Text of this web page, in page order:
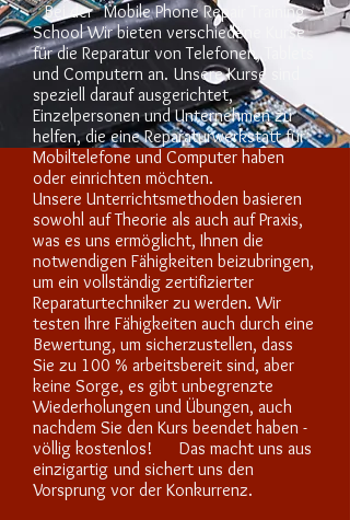
Bei der Mobile Phone Repair Training
School Wir bieten verschiedene Kurse
für die Reparatur von Telefonen, Tablets
und Computern an. Unsere Kurse sind
speziell darauf ausgerichtet,
Einzelpersonen und Unternehmen zu
helfen, die eine Reparaturwerkstatt für
Mobiltelefone und Computer haben
oder einrichten möchten.
Unsere Unterrichtsmethoden basieren
sowohl auf Theorie als auch auf Praxis,
was es uns ermöglicht, Ihnen die
notwendigen Fähigkeiten beizubringen,
um ein vollständig zertifizierter
Reparaturtechniker zu werden. Wir
testen Ihre Fähigkeiten auch durch eine
Bewertung, um sicherzustellen, dass
Sie zu 100 % arbeitsbereit sind, aber
keine Sorge, es gibt unbegrenzte
Wiederholungen und Übungen, auch
nachdem Sie den Kurs beendet haben -
völlig kostenlos!
Das macht uns aus
einzigartig und sichert uns den
Vorsprung vor der Konkurrenz.